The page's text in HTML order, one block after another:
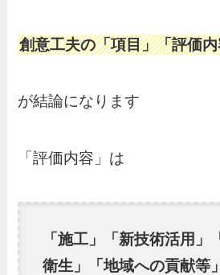
創意工夫の「項目」「評価
が結論になります
「評価内容」は
「施工」「新技術活用」
衛生」「地域への貢献等」